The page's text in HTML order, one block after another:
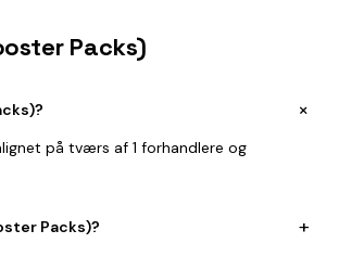
Packs)
+
på tværs af 1 forhandlere og
Packs)? +